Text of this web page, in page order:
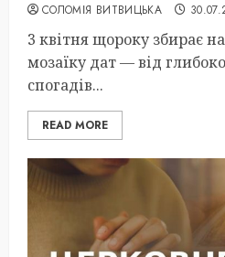
СОЛОМІЯ ВИТВИЦЬКА
3 квітня щороку збирає
мозаїку дат — від
спогадів...
READ MORE